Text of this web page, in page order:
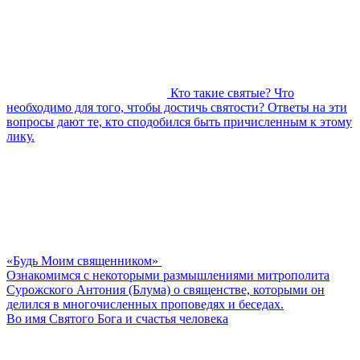
Кто такие святые? Что
необходимо для того, чтобы достичь святости? Ответы на эти
вопросы дают те, кто сподобился быть причисленным к этому
лику.
«Будь Моим священником»
Ознакомимся с некоторыми размышлениями митрополита
Сурожского Антония (Блума) о священстве, которыми он
делился в многочисленных проповедях и беседах.
Во имя Святого Бога и счастья человека